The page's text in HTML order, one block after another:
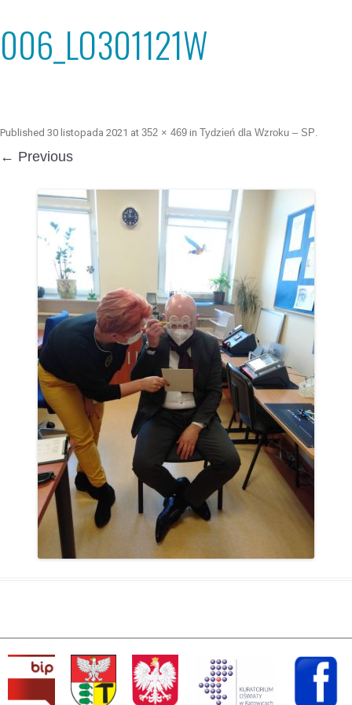
006_LO301121W
Published 30 listopada 2021 at 352 × 469 in Tydzień dla Wzroku – SP.
← Previous